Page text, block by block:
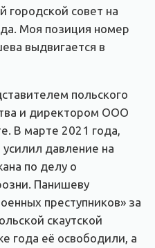
городской совет на
Моя позиция номер
выдвигается в
польского
и директором ООО
В марте 2021 года,
давление на
по делу о
Панишеву
преступников» за
скаутской
года её освободили, а